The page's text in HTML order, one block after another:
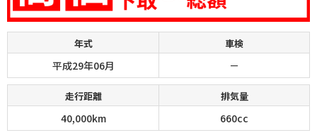
年式 車検
平成29年06月 －
走行距離 排気量
40,000km 660cc